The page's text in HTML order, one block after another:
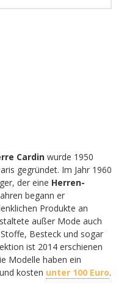
Cardin wurde 1950
gegründet. Im Jahr 1960
der eine Herren-
begann er
Produkte an
außer Mode auch
Besteck und sogar
ist 2014 erschienen
Modelle haben ein
kosten unter 100 Euro.